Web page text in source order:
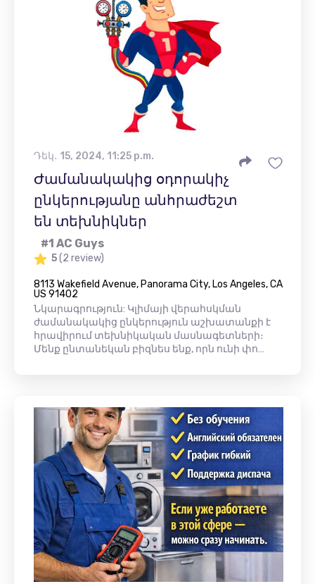
Դեկ․ 15, 2024, 11:25 p.m.
Ժամանակակից օդորակիչ
ընկերությանը անհրաժեշտ
են տեխնիկներ
#1 AC Guys
5(2 review)
8113 Wakefield Avenue, Panorama City, Los Angeles, CA
US 91402
Նկարագրություն: Կլիմայի վերահսկման
ժամանակակից ընկերություն աշխատանքի է
հրավիրում տեխնիկական մասնագետների։
Մենք ընտանեկան բիզնես ենք, որն ունի փո…